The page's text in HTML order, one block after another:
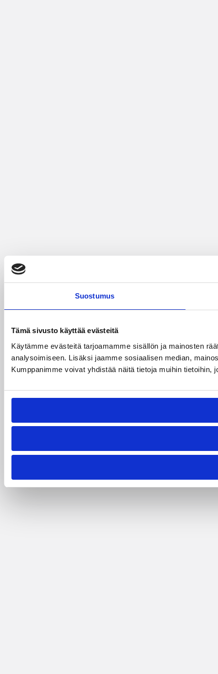
Suostumus
Tämä sivusto käyttää evästeitä
Käytämme evästeitä tarjoamamme sisällön ja mainosten
analysoimiseen. Lisäksi jaamme sosiaalisen median,
Kumppanimme voivat yhdistää näitä tietoja muihin tietoihin,